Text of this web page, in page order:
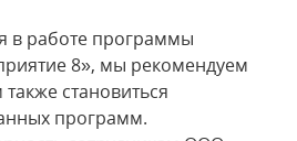
в работе программы
8», мы рекомендуем
становиться
программ.